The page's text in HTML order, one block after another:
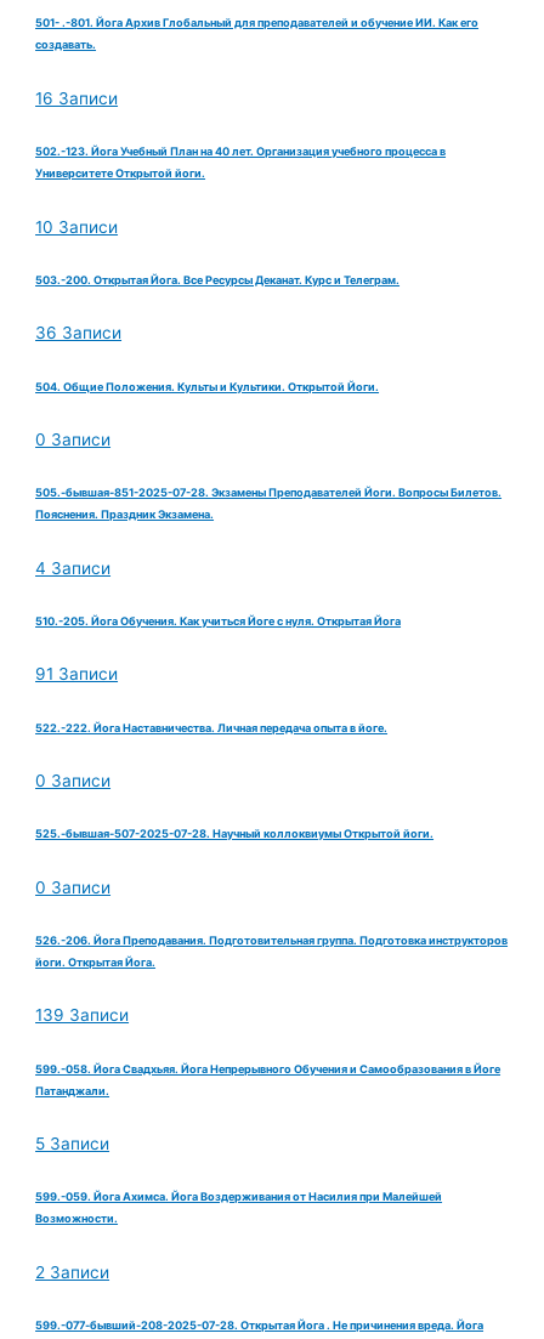
501- .-801. Йога Архив Глобальный для преподавателей и обучение ИИ. Как его
создавать.
16 Записи
502.-123. Йога Учебный План на 40 лет. Организация учебного процесса в
Университете Открытой йоги.
10 Записи
503.-200. Открытая Йога. Все Ресурсы Деканат. Курс и Телеграм.
36 Записи
504. Общие Положения. Культы и Культики. Открытой Йоги.
0 Записи
505.-бывшая-851-2025-07-28. Экзамены Преподавателей Йоги. Вопросы Билетов.
Пояснения. Праздник Экзамена.
4 Записи
510.-205. Йога Обучения. Как учиться Йоге с нуля. Открытая Йога
91 Записи
522.-222. Йога Наставничества. Личная передача опыта в йоге.
0 Записи
525.-бывшая-507-2025-07-28. Научный коллоквиумы Открытой йоги.
0 Записи
526.-206. Йога Преподавания. Подготовительная группа. Подготовка инструкторов
йоги. Открытая Йога.
139 Записи
599.-058. Йога Свадхьяя. Йога Непрерывного Обучения и Самообразования в Йоге
Патанджали.
5 Записи
599.-059. Йога Ахимса. Йога Воздерживания от Насилия при Малейшей
Возможности.
2 Записи
599.-077-бывший-208-2025-07-28. Открытая Йога . Не причинения вреда. Йога